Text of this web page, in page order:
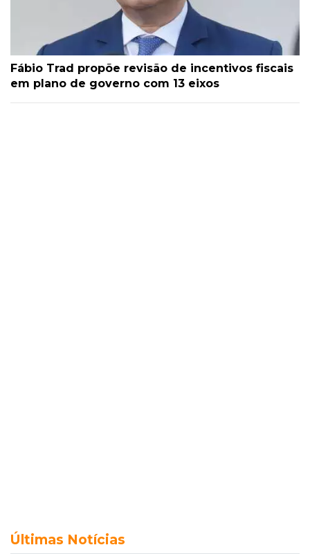
Fábio Trad propõe revisão de incentivos fiscais
em plano de governo com 13 eixos
Últimas Notícias